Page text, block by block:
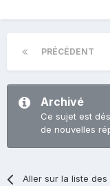
PRÉCÉDENT
Archivé
Ce sujet est
de nouvelles
Aller sur la liste des